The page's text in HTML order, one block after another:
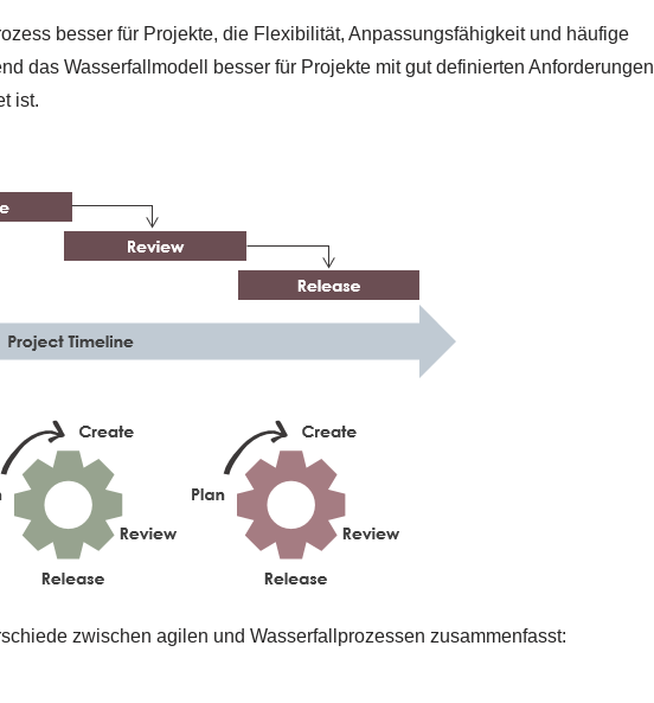
besser für Projekte, die Flexibilität, Anpassungsfähigkeit und häufige
das Wasserfallmodell besser für Projekte mit gut definierten Anforderungen
ist.
zwischen agilen und Wasserfallprozessen zusammenfasst: